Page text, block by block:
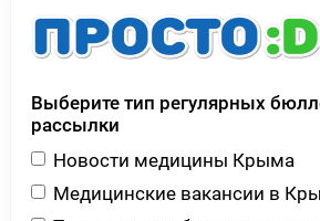
Выберите тип регулярных
рассылки
Новости медицины Крыма
Медицинские вакансии в